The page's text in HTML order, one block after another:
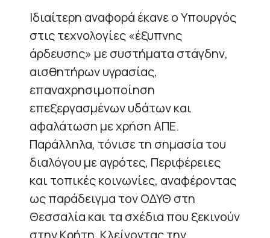
Ιδιαίτερη αναφορά έκανε ο Υπουργός
στις τεχνολογίες «έξυπνης
άρδευσης» με συστήματα στάγδην,
αισθητήρων υγρασίας,
επαναχρησιμοποίηση
επεξεργασμένων υδάτων και
αφαλάτωση με χρήση ΑΠΕ.
Παράλληλα, τόνισε τη σημασία του
διαλόγου με αγρότες, Περιφέρειες
και τοπικές κοινωνίες, αναφέροντας
ως παράδειγμα τον ΟΔΥΘ στη
Θεσσαλία και τα σχέδια που ξεκινούν
στην Κρήτη. Κλείνοντας την